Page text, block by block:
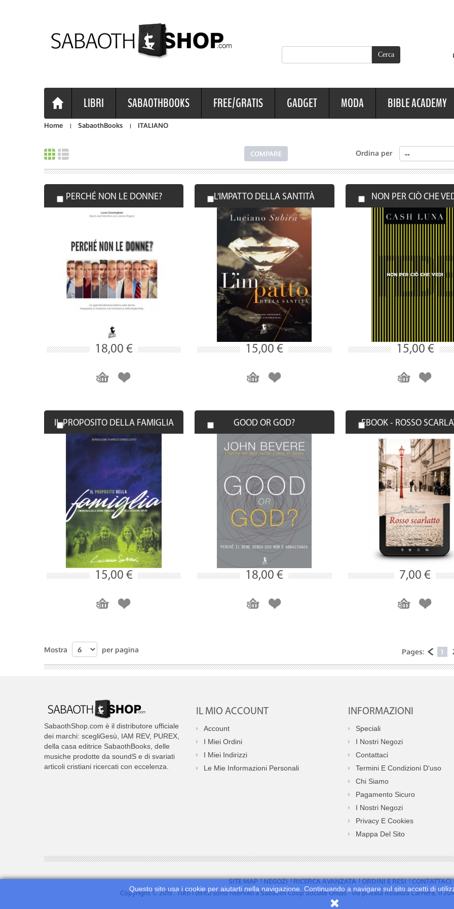
Questo sito usa i cookie per aiutarti nella navigazione. Continuando a navigare sul sito accetti di
LIBRI SABAOTHBOOKS FREE/GRATIS GADGET MODA BIBLE ACADEMY
Home SabaothBooks ITALIANO
Ordina per
PERCHÉ NON LE DONNE?
18,00 €
L'IMPATTO DELLA SANTITÀ
15,00 €
NON PER CIÒ CHE
15,00 €
IL PROPOSITO DELLA FAMIGLIA
15,00 €
GOOD OR GOD?
18,00 €
EBOOK - ROSSO
7,00 €
Pages: 1
Mostra per pagina
SabaothShop.com è il distributore ufficiale
dei marchi: scegliGesù, IAM REV, PUREX,
della casa editrice SabaothBooks, delle
musiche prodotte da soundS e di svariati
articoli cristiani ricercati con eccelenza.
IL MIO ACCOUNT
Account
I Miei Ordini
I Miei Indirizzi
Le Mie Informazioni Personali
INFORMAZIONI
Speciali
I Nostri Negozi
Contattaci
Termini E Condizioni D'uso
Chi Siamo
Pagamento Sicuro
I Nostri Negozi
Privacy E Cookies
Mappa Del Sito
SITE MAP NEGOZI RICERCA AVANZATA ORDINI E RESI
CONTATTACI
Copyright © 2015 . Tutti i diritti sono riservati a Sabaoth Coop Sociale Onlus - via privata Rosalba Carriera, 11